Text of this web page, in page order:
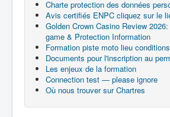
Charte protection des données
Avis certifiés ENPC cliquez sur le
Golden Crown Casino Review
game & Protection Information
Formation piste moto lieu conditions
Documents pour l'inscription au
Les enjeux de la formation
Connection test — please ignore
Où nous trouver sur Chartres